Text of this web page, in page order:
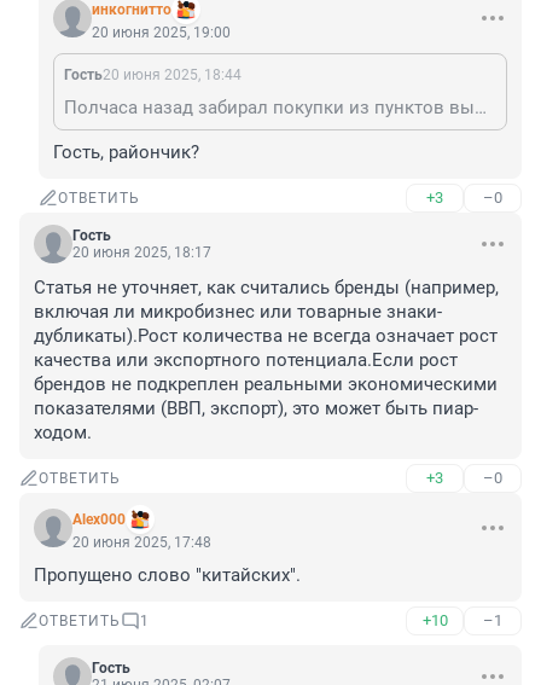
инкогнитто
20 июня 2025, 19:00
Гость20 июня 2025, 18:44
Полчаса назад забирал покупки из пунктов выдачи ягодок и озончика - все выдали без проблем.
Гость, райончик?
ОТВЕТИТЬ +3 –0
Гость
20 июня 2025, 18:17
Статья не уточняет, как считались бренды (например,
включая ли микробизнес или товарные знаки-
дубликаты).Рост количества не всегда означает рост
качества или экспортного потенциала.Если рост
брендов не подкреплен реальными экономическими
показателями (ВВП, экспорт), это может быть пиар-
ходом.
ОТВЕТИТЬ +3 –0
Alex000
20 июня 2025, 17:48
Пропущено слово "китайских".
ОТВЕТИТЬ 1 +10 –1
Гость